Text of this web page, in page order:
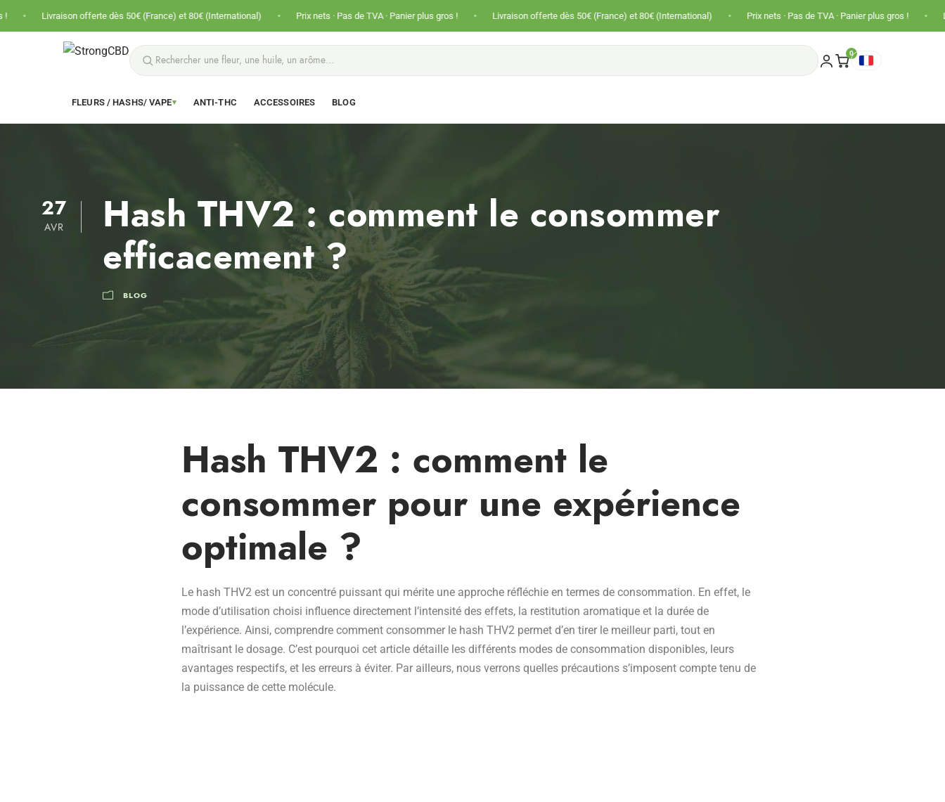
offerte dès 50€ (France) et 80€ (International) • Prix nets · Pas de TVA · Panier plus gros ! • Livraison offerte dès 50€ (France) et 80€ (International) • Prix nets · Pas de TVA · Panier plus gros ! • Livraison
0
FLEURS / HASHS/ VAPE▾ ANTI-THC ACCESSOIRES BLOG
27
AVR
Hash THV2 : comment le consommer
efficacement ?
BLOG
Hash THV2 : comment le
consommer pour une expérience
optimale ?
Le hash THV2 est un concentré puissant qui mérite une approche réfléchie en termes de consommation. En effet, le
mode d’utilisation choisi influence directement l’intensité des effets, la restitution aromatique et la durée de
l’expérience. Ainsi, comprendre comment consommer le hash THV2 permet d’en tirer le meilleur parti, tout en
maîtrisant le dosage. C’est pourquoi cet article détaille les différents modes de consommation disponibles, leurs
avantages respectifs, et les erreurs à éviter. Par ailleurs, nous verrons quelles précautions s’imposent compte tenu de
la puissance de cette molécule.